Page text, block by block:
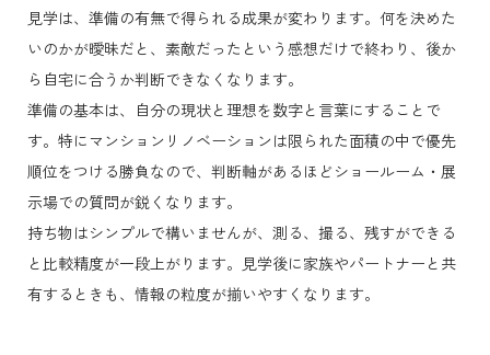
見学は、準備の有無で得られる成果が変わります。何を決めた
いのかが曖昧だと、素敵だったという感想だけで終わり、後か
ら自宅に合うか判断できなくなります。
準備の基本は、自分の現状と理想を数字と言葉にすることで
す。特にマンションリノベーションは限られた面積の中で優先
順位をつける勝負なので、判断軸があるほどショールーム・展
示場での質問が鋭くなります。
持ち物はシンプルで構いませんが、測る、撮る、残すができる
と比較精度が一段上がります。見学後に家族やパートナーと共
有するときも、情報の粒度が揃いやすくなります。